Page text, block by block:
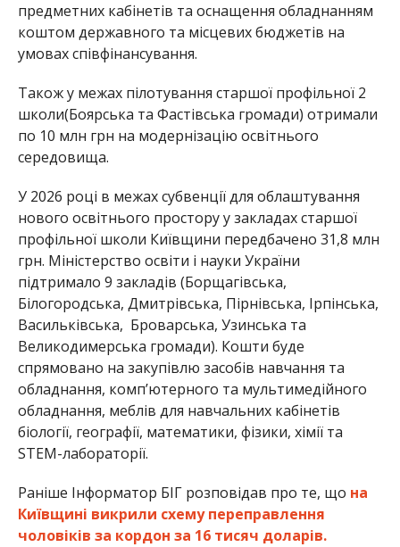
предметних кабінетів та оснащення обладнанням
коштом державного та місцевих бюджетів на
умовах співфінансування.
Також у межах пілотування старшої профільної 2
школи(Боярська та Фастівська громади) отримали
по 10 млн грн на модернізацію освітнього
середовища.
У 2026 році в межах субвенції для облаштування
нового освітнього простору у закладах старшої
профільної школи Київщини передбачено 31,8 млн
грн. Міністерство освіти і науки України
підтримало 9 закладів (Борщагівська,
Білогородська, Дмитрівська, Пірнівська, Ірпінська,
Васильківська, Броварська, Узинська та
Великодимерська громади). Кошти буде
спрямовано на закупівлю засобів навчання та
обладнання, комп’ютерного та мультимедійного
обладнання, меблів для навчальних кабінетів
біології, географії, математики, фізики, хімії та
STEM-лабораторії.
Раніше Інформатор БІГ розповідав про те, що на
Київщині викрили схему переправлення
чоловіків за кордон за 16 тисяч доларів.